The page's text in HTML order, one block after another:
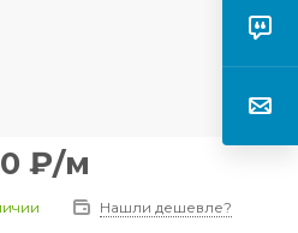
₽/м
Нашли дешевле?